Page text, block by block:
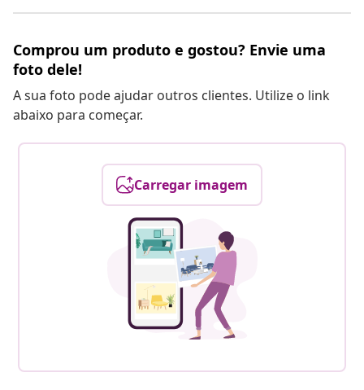
Comprou um produto e gostou? Envie uma
foto dele!
A sua foto pode ajudar outros clientes. Utilize o link
abaixo para começar.
Carregar imagem